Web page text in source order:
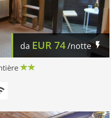
da EUR74/notte